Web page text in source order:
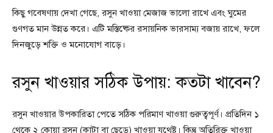
কিছু গবেষণায় দেখা গেছে, রসুন খাওয়া মেজাজ ভালো রাখে এবং ঘুমের
গুণগত মান উন্নত করে। এটি মস্তিষ্কের রসায়নিক ভারসাম্য বজায় রাখে, ফলে
দিনজুড়ে শক্তি ও মনোযোগ বাড়ে।
রসুন খাওয়ার সঠিক উপায়: কতটা খাবেন?
রসুন খাওয়ার উপকারিতা পেতে সঠিক পরিমাণ খাওয়া গুরুত্বপূর্ণ। প্রতিদিন ১
থেকে ২ কোয়া রসুন (কাটা বা ছেড়ে) খাওয়া যথেষ্ট। কিন্তু অতিরিক্ত খাওয়া